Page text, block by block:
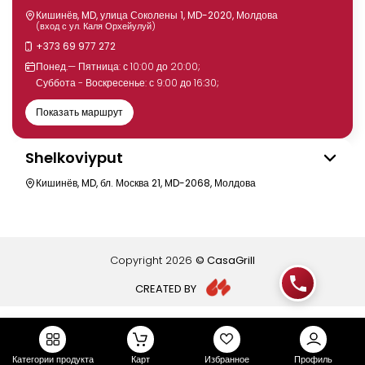
Категории продукта Избранное Профиль
Карт
Кишинёв, MD, улица Соколены 1, MD-2020, Молдова
(вход с ул. Каля Орхейулуй)
+373 69 977 272
Понед.— Пятница: с 10:00 до 20:00;
Суббота - Воскресенье: с 9:00 до 16:30;
Показать маршрут
Shelkoviyput
Кишинёв, MD, бл. Москва 21, MD-2068, Молдова
Copyright 2026 © CasaGrill
CREATED BY